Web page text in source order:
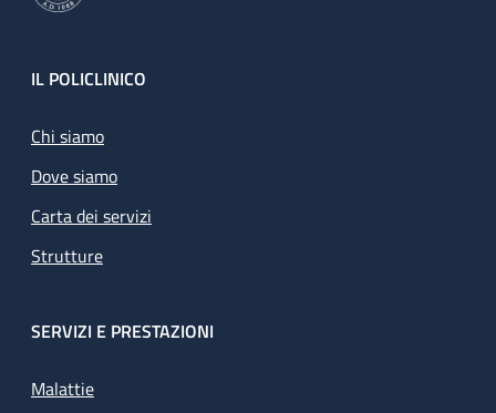
Footer
IL POLICLINICO
Chi siamo
Dove siamo
Carta dei servizi
Strutture
SERVIZI E PRESTAZIONI
Malattie